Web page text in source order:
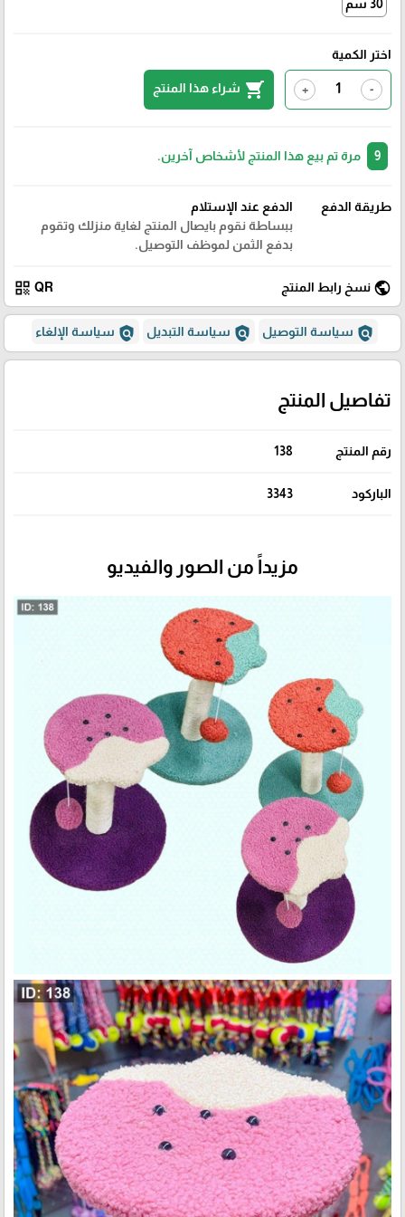
30 سم
اختر الكمية
-
+
shopping_cart شراء هذا المنتج
مرة تم بيع هذا المنتج لأشخاص آخرين.
طريقة الدفع
الدفع عند الإستلام
ببساطة نقوم بايصال المنتج لغاية منزلك وتقوم
بدفع الثمن لموظف التوصيل.
public نسخ رابط المنتج QR
qr_code
policy سياسة التوصيل policy سياسة التبديل policy سياسة الإلغاء
تفاصيل المنتج
رقم المنتج 138
الباركود 3343
مزيداً من الصور والفيديو